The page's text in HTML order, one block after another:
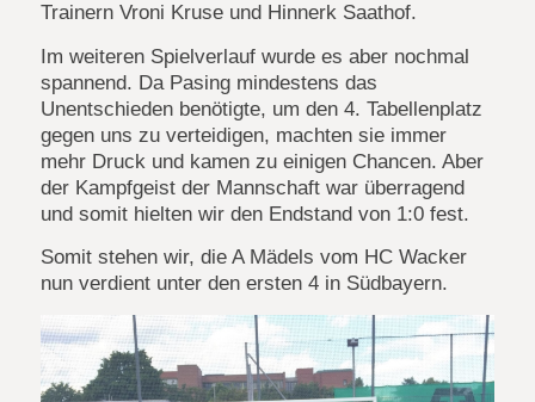
Trainern Vroni Kruse und Hinnerk Saathof.
Im weiteren Spielverlauf wurde es aber nochmal
spannend. Da Pasing mindestens das
Unentschieden benötigte, um den 4. Tabellenplatz
gegen uns zu verteidigen, machten sie immer
mehr Druck und kamen zu einigen Chancen. Aber
der Kampfgeist der Mannschaft war überragend
und somit hielten wir den Endstand von 1:0 fest.
Somit stehen wir, die A Mädels vom HC Wacker
nun verdient unter den ersten 4 in Südbayern.